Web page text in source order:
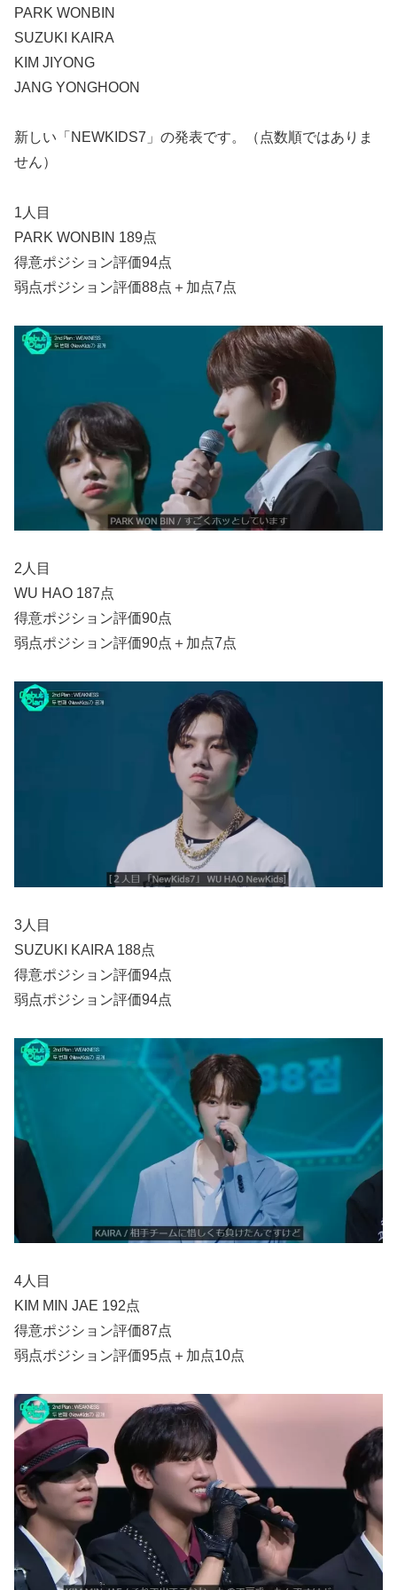
PARK WONBIN
SUZUKI KAIRA
KIM JIYONG
JANG YONGHOON
新しい「NEWKIDS7」の発表です。（点数順ではありま
せん）
1人目
PARK WONBIN 189点
得意ポジション評価94点
弱点ポジション評価88点＋加点7点
2人目
WU HAO 187点
得意ポジション評価90点
弱点ポジション評価90点＋加点7点
3人目
SUZUKI KAIRA 188点
得意ポジション評価94点
弱点ポジション評価94点
4人目
KIM MIN JAE 192点
得意ポジション評価87点
弱点ポジション評価95点＋加点10点